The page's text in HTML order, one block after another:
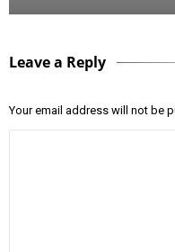
Leave a Reply
Your email address will not be